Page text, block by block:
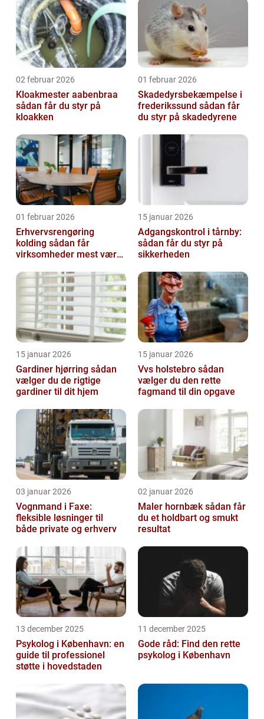
02 februar 2026
Kloakmester aabenbraa
sådan får du styr på
kloakken
01 februar 2026
Skadedyrsbekæmpelse i
frederikssund sådan får
du styr på skadedyrene
01 februar 2026
Erhvervsrengøring
kolding sådan får
virksomheder mest værdi
15 januar 2026
Adgangskontrol i tårnby:
sådan får du styr på
sikkerheden
15 januar 2026
Gardiner hjørring sådan
vælger du de rigtige
gardiner til dit hjem
15 januar 2026
Vvs holstebro sådan
vælger du den rette
fagmand til din opgave
03 januar 2026
Vognmand i Faxe:
fleksible løsninger til
både private og erhverv
02 januar 2026
Maler hornbæk sådan får
du et holdbart og smukt
resultat
13 december 2025
Psykolog i København: en
guide til professionel
støtte i hovedstaden
11 december 2025
Gode råd: Find den rette
psykolog i København